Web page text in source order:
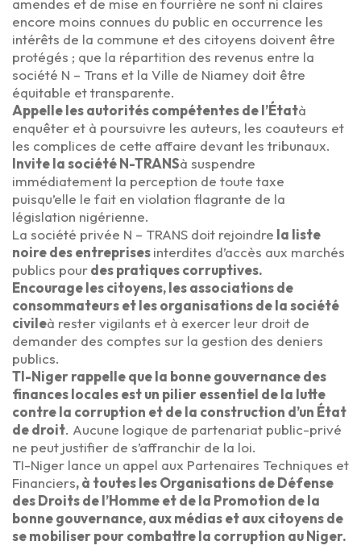
amendes et de mise en fourrière ne sont ni claires
encore moins connues du public en occurrence les
intérêts de la commune et des citoyens doivent être
protégés ; que la répartition des revenus entre la
société N – Trans et la Ville de Niamey doit être
équitable et transparente.
Appelle les autorités compétentes de l’Étatà
enquêter et à poursuivre les auteurs, les coauteurs et
les complices de cette affaire devant les tribunaux.
Invite la société N-TRANSà suspendre
immédiatement la perception de toute taxe
puisqu’elle le fait en violation flagrante de la
législation nigérienne.
La société privée N – TRANS doit rejoindre la liste
noire des entreprisesinterdites d’accès aux marchés
publics pourdes pratiques corruptives.
Encourage les citoyens, les associations de
consommateurs et les organisations de la société
civileà rester vigilants et à exercer leur droit de
demander des comptes sur la gestion des deniers
publics.
TI-Niger rappelle que la bonne gouvernance des
finances locales est un pilier essentiel de la lutte
contre la corruption et de la construction d’un État
de droit. Aucune logique de partenariat public-privé
ne peut justifier de s’affranchir de la loi.
TI-Niger lance un appel aux Partenaires Techniques et
Financiers, à toutes les Organisations de Défense
des Droits de l’Homme et de la Promotion de la
bonne gouvernance, aux médias et aux citoyens de
se mobiliser pour combattre la corruption au Niger.